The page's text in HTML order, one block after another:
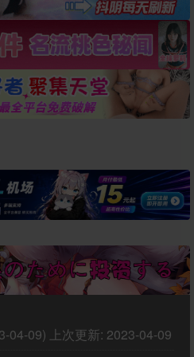
请收藏!-20250123
04-09) 上次更新: 2023-04-09